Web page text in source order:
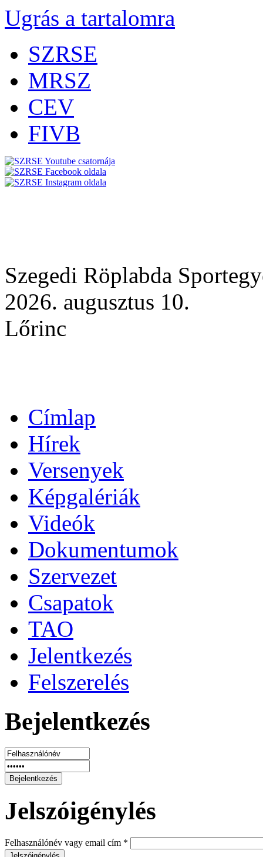
Ugrás a tartalomra
SZRSE
MRSZ
CEV
FIVB
Szegedi Röplabda
2026. augusztus 10.
Lőrinc
Címlap
Hírek
Versenyek
Képgalériák
Videók
Dokumentumok
Szervezet
Csapatok
TAO
Jelentkezés
Felszerelés
Bejelentkezés
Jelszóigénylés
Felhasználónév vagy email cím *